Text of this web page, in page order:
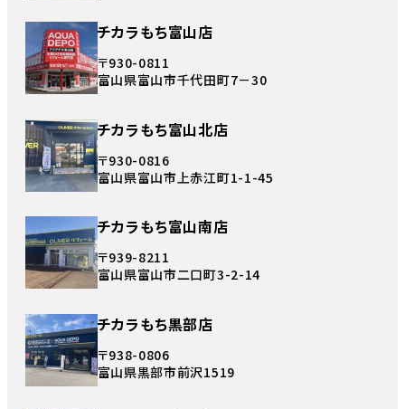
チカラもち富山店
〒930-0811
富山県富山市千代田町7－30
チカラもち富山北店
〒930-0816
富山県富山市上赤江町1-1-45
チカラもち富山南店
〒939-8211
富山県富山市二口町3-2-14
チカラもち黒部店
〒938-0806
富山県黒部市前沢1519